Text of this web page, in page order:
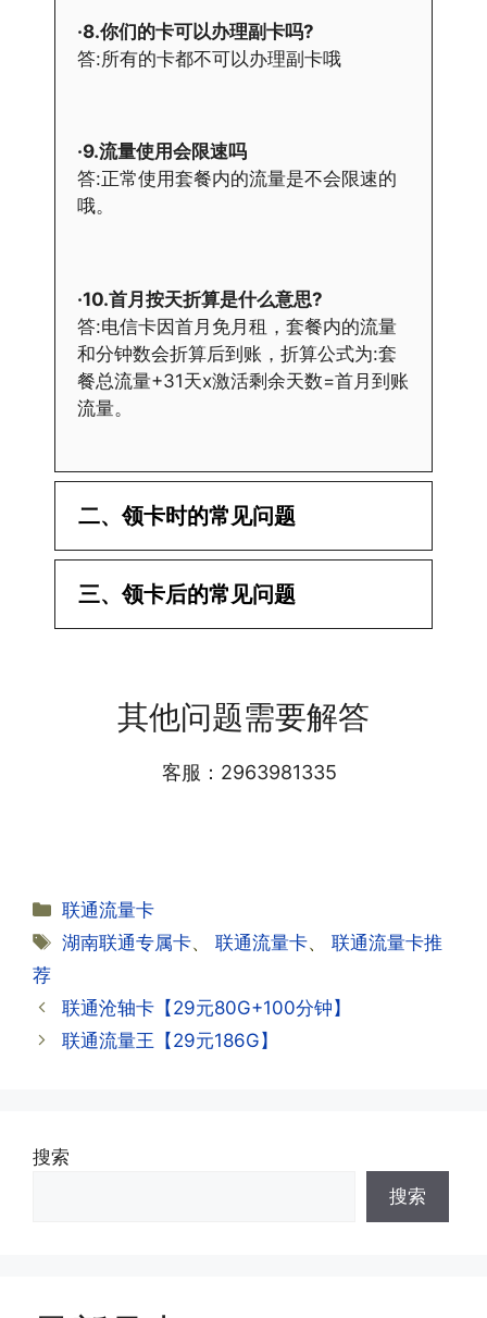
·8.你们的卡可以办理副卡吗?
答:所有的卡都不可以办理副卡哦
·9.流量使用会限速吗
答:正常使用套餐内的流量是不会限速的
哦。
·10.首月按天折算是什么意思?
答:电信卡因首月免月租，套餐内的流量
和分钟数会折算后到账，折算公式为:套
餐总流量+31天x激活剩余天数=首月到账
流量。
二、领卡时的常见问题
·1.已经操作激活了怎么没有网?还不能使
用呢?
详细套餐，这就说明已激活成功!耗时一
早上才可以进行人工审核;快递激活的基
·2.激活成功了，我怎么查套餐呢?
答:下载对应运营商的官方手机营业厅
查询到流量和话费是否正常到账;如果未
到，耐心等待48小时后，再刷新app即
答:这是属于正常现象，属于刚激活到账
三、领卡后的常见问题
小哥处参加活动充值，后续充值就是任意
业厅都可以;
信大部分都没有合约期，每一个卡的产品
资料都有详细的注销流程和注意事项;
·3.注销后，会不会影响我的信誉?
·4.为什么手机卡刚激活60天内不能换手
其他问题需要解答
客服：2963981335
分
类
联通流量卡
标
湖南联通专属卡、联通流量卡、联通流量卡推
荐
联通沧轴卡【29元80G+100分钟】
联通流量王【29元186G】
搜索
搜索